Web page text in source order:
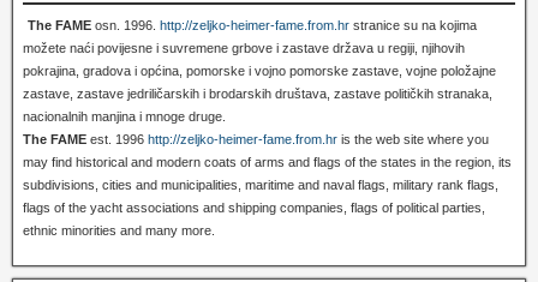
The FAME osn. 1996. http://zeljko-heimer-fame.from.hr stranice su na kojima
možete naći povijesne i suvremene grbove i zastave država u regiji, njihovih
pokrajina, gradova i općina, pomorske i vojno pomorske zastave, vojne položajne
zastave, zastave jedriličarskih i brodarskih društava, zastave političkih stranaka,
nacionalnih manjina i mnoge druge.
The FAME est. 1996 http://zeljko-heimer-fame.from.hr is the web site where you
may find historical and modern coats of arms and flags of the states in the region, its
subdivisions, cities and municipalities, maritime and naval flags, military rank flags,
flags of the yacht associations and shipping companies, flags of political parties,
ethnic minorities and many more.